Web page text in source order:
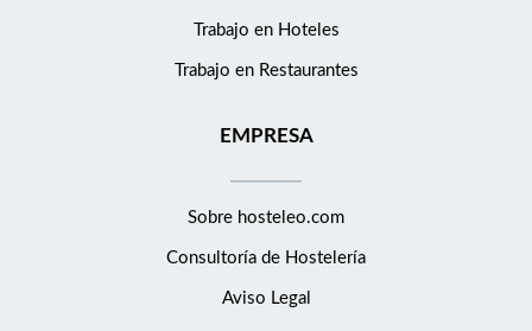
Trabajo en Hoteles
Trabajo en Restaurantes
EMPRESA
Sobre hosteleo.com
Consultoría de Hostelería
Aviso Legal